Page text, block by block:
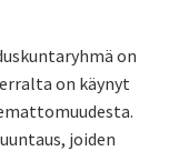
on
on käynyt
joiden